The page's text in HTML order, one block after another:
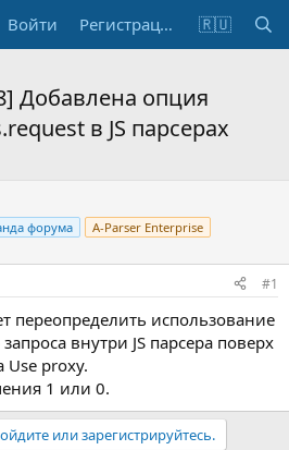
Войти Регистрация 🇷🇺
Добавлена опция
в JS парсерах
форума A-Parser Enterprise
#1
переопределить использование
внутри JS парсера поверх
Use proxy.
1 или 0.
или зарегистрируйтесь.